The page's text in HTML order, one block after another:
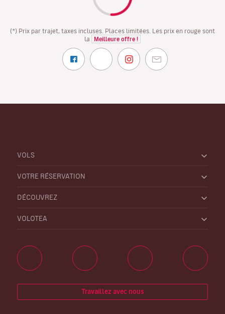
(*) Prix par trajet, taxes incluses. Places limitées. Les prix en rouge sont
la
Meilleure offre !
VOLS
VOTRE RÉSERVATION
DÉCOUVREZ
VOLOTEA
Travaillez avec nous